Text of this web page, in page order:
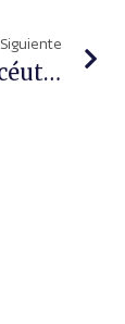
Siguiente
Los Farmacéuticos, Comprometidos Con La Erradicación De La Violencia Contra Las Mujeres Y Las Niñas